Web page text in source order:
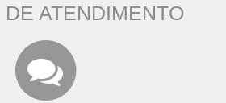
ATENDIMENTO